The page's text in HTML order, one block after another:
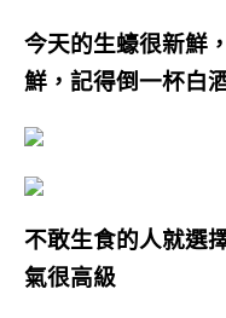
今天的生蠔很新鮮
鮮，記得倒一杯白
不敢生食的人就選
氣很高級